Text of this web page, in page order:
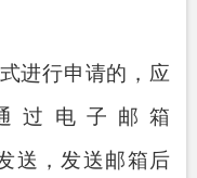
进行申请的，应
过电子邮箱
送，发送邮箱后